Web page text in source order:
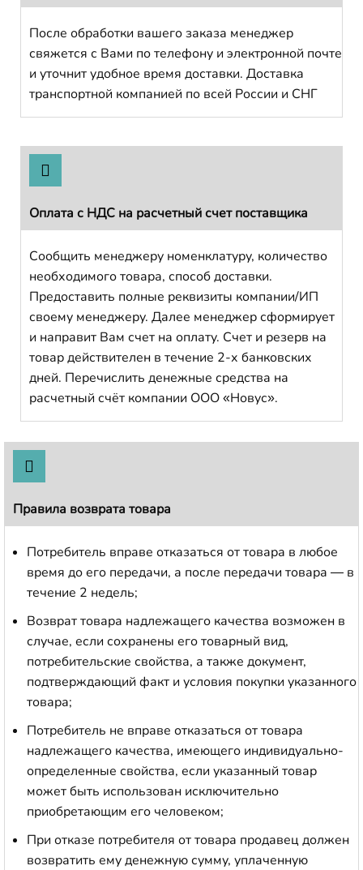
После обработки вашего заказа менеджер
свяжется с Вами по телефону и электронной почте
и уточнит удобное время доставки. Доставка
транспортной компанией по всей России и СНГ
Оплата с НДС на расчетный счет поставщика
Сообщить менеджеру номенклатуру, количество
необходимого товара, способ доставки.
Предоставить полные реквизиты компании/ИП
своему менеджеру. Далее менеджер сформирует
и направит Вам счет на оплату. Счет и резерв на
товар действителен в течение 2-х банковских
дней. Перечислить денежные средства на
расчетный счёт компании ООО «Новус».
Правила возврата товара
Потребитель вправе отказаться от товара в любое
время до его передачи, а после передачи товара — в
течение 2 недель;
Возврат товара надлежащего качества возможен в
случае, если сохранены его товарный вид,
потребительские свойства, а также документ,
подтверждающий факт и условия покупки указанного
товара;
Потребитель не вправе отказаться от товара
надлежащего качества, имеющего индивидуально-
определенные свойства, если указанный товар
может быть использован исключительно
приобретающим его человеком;
При отказе потребителя от товара продавец должен
возвратить ему денежную сумму, уплаченную